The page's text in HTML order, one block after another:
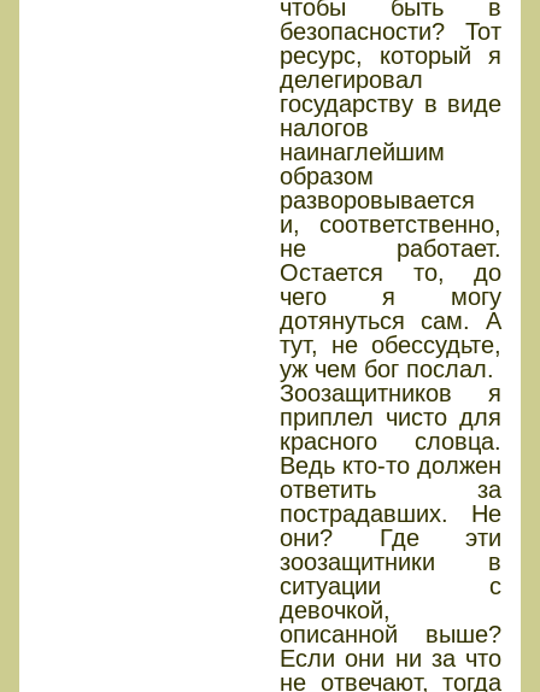
чтобы быть в
безопасности? Тот
ресурс, который я
делегировал
государству в виде
налогов
наинаглейшим
образом
разворовывается
и, соответственно,
не работает.
Остается то, до
чего я могу
дотянуться сам. А
тут, не обессудьте,
уж чем бог послал.
Зоозащитников я
приплел чисто для
красного словца.
Ведь кто-то должен
ответить за
пострадавших. Не
они? Где эти
зоозащитники в
ситуации с
девочкой,
описанной выше?
Если они ни за что
не отвечают, тогда